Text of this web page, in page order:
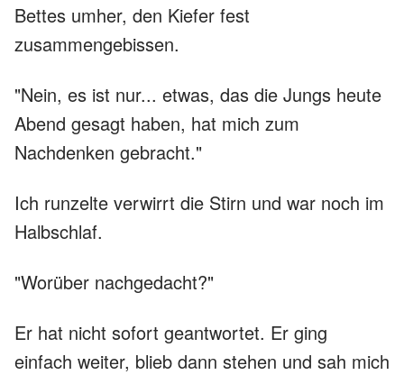
Bettes umher, den Kiefer fest
zusammengebissen.
"Nein, es ist nur... etwas, das die Jungs heute
Abend gesagt haben, hat mich zum
Nachdenken gebracht."
Ich runzelte verwirrt die Stirn und war noch im
Halbschlaf.
"Worüber nachgedacht?"
Er hat nicht sofort geantwortet. Er ging
einfach weiter, blieb dann stehen und sah mich